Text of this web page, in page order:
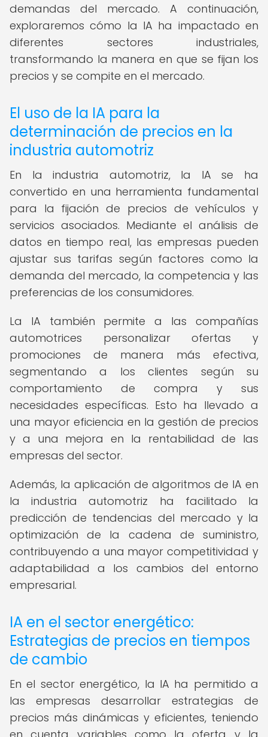
demandas del mercado. A continuación,
exploraremos cómo la IA ha impactado en
diferentes sectores industriales,
transformando la manera en que se fijan los
precios y se compite en el mercado.
El uso de la IA para la
determinación de precios en la
industria automotriz
En la industria automotriz, la IA se ha
convertido en una herramienta fundamental
para la fijación de precios de vehículos y
servicios asociados. Mediante el análisis de
datos en tiempo real, las empresas pueden
ajustar sus tarifas según factores como la
demanda del mercado, la competencia y las
preferencias de los consumidores.
La IA también permite a las compañías
automotrices personalizar ofertas y
promociones de manera más efectiva,
segmentando a los clientes según su
comportamiento de compra y sus
necesidades específicas. Esto ha llevado a
una mayor eficiencia en la gestión de precios
y a una mejora en la rentabilidad de las
empresas del sector.
Además, la aplicación de algoritmos de IA en
la industria automotriz ha facilitado la
predicción de tendencias del mercado y la
optimización de la cadena de suministro,
contribuyendo a una mayor competitividad y
adaptabilidad a los cambios del entorno
empresarial.
IA en el sector energético:
Estrategias de precios en tiempos
de cambio
En el sector energético, la IA ha permitido a
las empresas desarrollar estrategias de
precios más dinámicas y eficientes, teniendo